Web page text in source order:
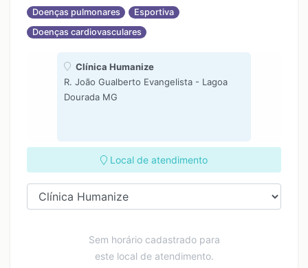
Doenças pulmonares
Esportiva
Doenças cardiovasculares
Clínica Humanize
R. João Gualberto Evangelista - Lagoa
Dourada MG
Local de atendimento
Sem horário cadastrado para
este local de atendimento.